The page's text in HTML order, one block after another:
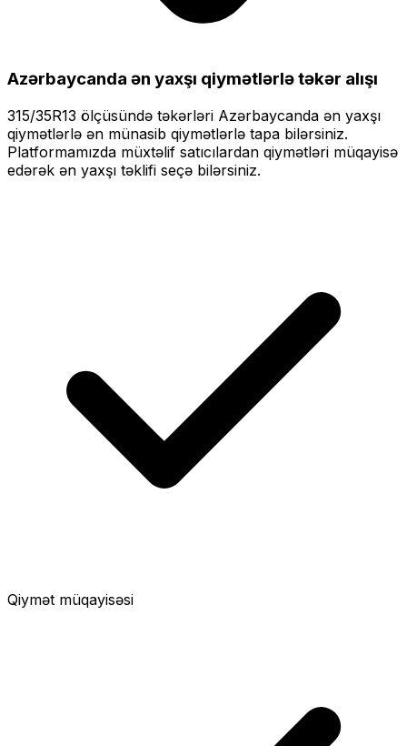
Azərbaycanda ən yaxşı qiymətlərlətəkər alışı
315/35R13 ölçüsündə təkərləri Azərbaycanda ən yaxşı
qiymətlərlə ən münasib qiymətlərlə tapa bilərsiniz.
Platformamızda müxtəlif satıcılardan qiymətləri müqayisə
edərək ən yaxşı təklifi seçə bilərsiniz.
Qiymət müqayisəsi